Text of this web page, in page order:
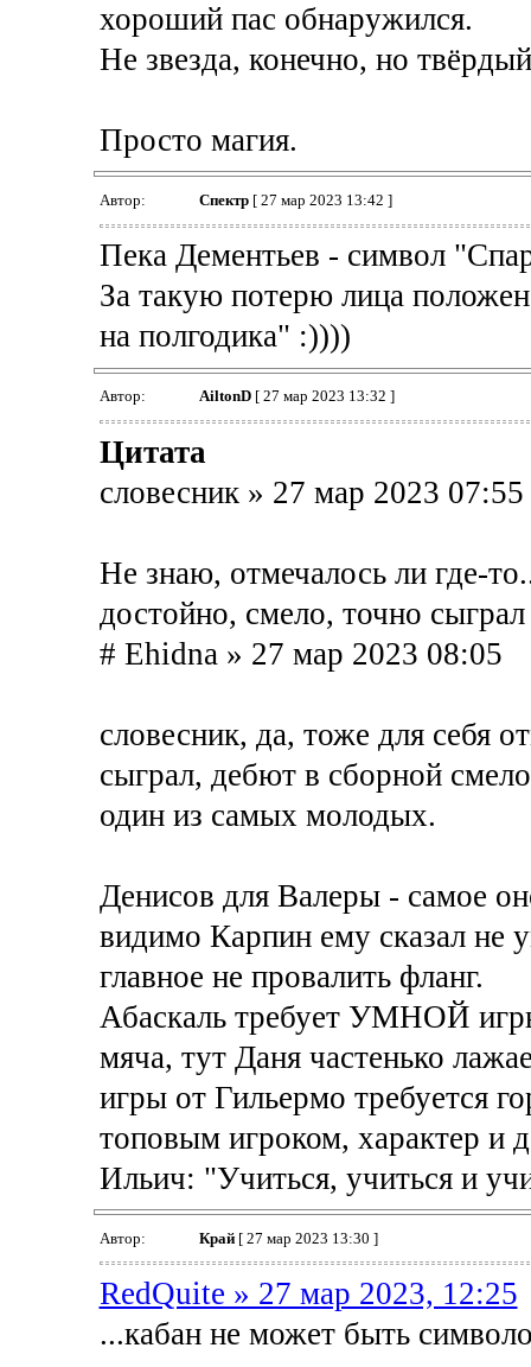
хороший пас обнаружился.
Не звезда, конечно, но
Просто магия.
Автор: Спектр[ 27 мар 2023 13:42 ]
Пека Дементьев - символ
За такую потерю лица
на полгодика" :))))
Автор: AiltonD[ 27 мар 2023 13:32 ]
Цитата
словесник » 27 мар 2023 07:55
Не знаю, отмечалось ли где-
достойно, смело, точно
# Ehidna » 27 мар 2023 08:05
словесник, да, тоже для себя
сыграл, дебют в сборной
один из самых молодых.
Денисов для Валеры - самое
видимо Карпин ему сказал не
главное не провалить фланг.
Абаскаль требует УМНОЙ
мяча, тут Даня частенько
игры от Гильермо требуется
топовым игроком, характер и
Ильич: "Учиться, учиться и
Автор: Край[ 27 мар 2023 13:30 ]
RedQuite » 27 мар 2023, 12:25
...кабан не может быть